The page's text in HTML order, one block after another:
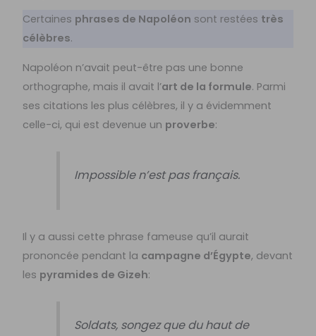
Certaines phrases de Napoléon sont restées très
célèbres.
Napoléon n’avait peut-être pas une bonne
orthographe, mais il avait l’art de la formule. Parmi
ses citations les plus célèbres, il y a évidemment
celle-ci, qui est devenue un proverbe:
Impossible n’est pas français.
Il y a aussi cette phrase fameuse qu’il aurait
prononcée pendant la campagne d’Égypte, devant
les pyramides de Gizeh:
Soldats, songez que du haut de